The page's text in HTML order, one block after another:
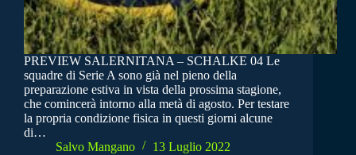
PREVIEW SALERNITANA – SCHALKE 04 Le
squadre di Serie A sono già nel pieno della
preparazione estiva in vista della prossima stagione,
che comincerà intorno alla metà di agosto. Per testare
la propria condizione fisica in questi giorni alcune
di…
Salvo Mangano
13 Luglio 2022